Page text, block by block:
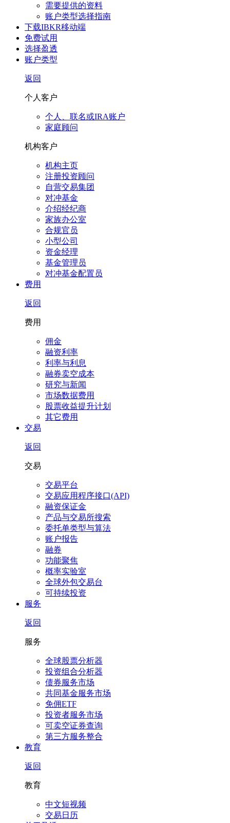
需要提供的资料
账户类型选择指南
下载IBKR移动端
免费试用
选择盈透
账户类型
返回
个人客户
个人、联名或IRA账户
家庭顾问
机构客户
机构主页
注册投资顾问
自营交易集团
对冲基金
介绍经纪商
家族办公室
合规官员
小型公司
资金经理
基金管理员
对冲基金配置员
费用
返回
费用
佣金
融资利率
利率与利息
融券卖空成本
研究与新闻
市场数据费用
股票收益提升计划
其它费用
交易
返回
交易
交易平台
交易应用程序接口(API)
融资保证金
产品与交易所搜索
委托单类型与算法
账户报告
融券
功能聚焦
概率实验室
全球外包交易台
可持续投资
服务
返回
服务
全球股票分析器
投资组合分析器
债券服务市场
共同基金服务市场
免佣ETF
投资者服务市场
可卖空证券查询
第三方服务整合
教育
返回
教育
中文短视频
交易日历